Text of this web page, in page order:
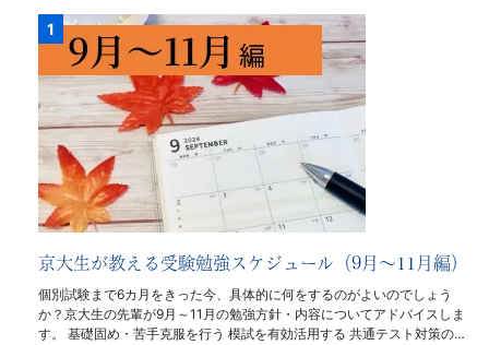
京大生が教える受験勉強スケジュール（9月〜11月編）
個別試験まで6カ月をきった今、具体的に何をするのがよいのでしょう
か？京大生の先輩が9月～11月の勉強方針・内容についてアドバイスしま
す。 基礎固め・苦手克服を行う 模試を有効活用する 共通テスト対策の…